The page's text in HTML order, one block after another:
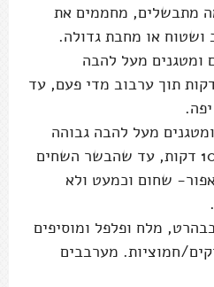
מתבשלים, מחממים את
ושטוח או מחבת גדולה.
ומטגנים מעל להבה
גבוהה 10 דקות תוך ערבוב מדי פעם, עד
מעל להבה גבוהה
תוך ערבוב מתמיד 10 דקות, עד שהבשר השחים
שחום וכמעט ולא
מלח ופלפל ומוסיפים
חמוציות. מערבבים